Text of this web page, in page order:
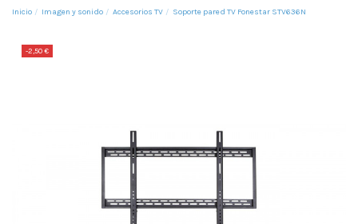
Inicio Imagen y sonido Accesorios TV Soporte pared TV Fonestar STV636N
-2,50 €